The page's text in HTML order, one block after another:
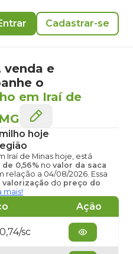
Cadastrar-se
venda e
o
em Iraí de
MG
hoje
Iraí de Minas hoje, está
0,56% no valor da saca
relação a 04/08/2026. Essa
valorização do preço do
mais!
Ação
sc